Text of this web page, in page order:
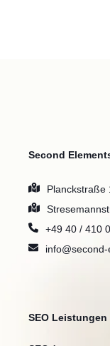
Second
Planckstraße
+49 40 / 410
SEO Leistungen